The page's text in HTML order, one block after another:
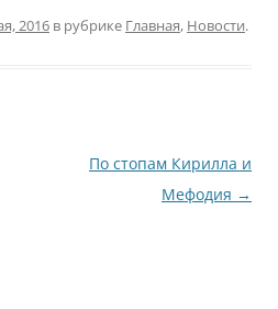
2016 в рубрике Главная, Новости.
По стопам Кирилла и
Мефодия →